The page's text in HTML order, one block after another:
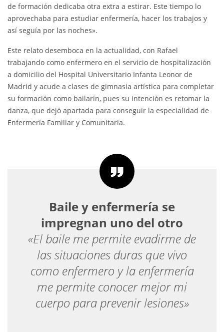
de formación dedicaba otra extra a estirar. Este tiempo lo
aprovechaba para estudiar enfermería, hacer los trabajos y
así seguía por las noches».
Este relato desemboca en la actualidad, con Rafael
trabajando como enfermero en el servicio de hospitalización
a domicilio del Hospital Universitario Infanta Leonor de
Madrid y acude a clases de gimnasia artística para completar
su formación como bailarín, pues su intención es retomar la
danza, que dejó apartada para conseguir la especialidad de
Enfermería Familiar y Comunitaria.
Baile y enfermería se
impregnan uno del otro
«El baile me permite evadirme de
las situaciones duras que vivo
como enfermero y la enfermería
me permite conocer mejor mi
cuerpo para prevenir lesiones»